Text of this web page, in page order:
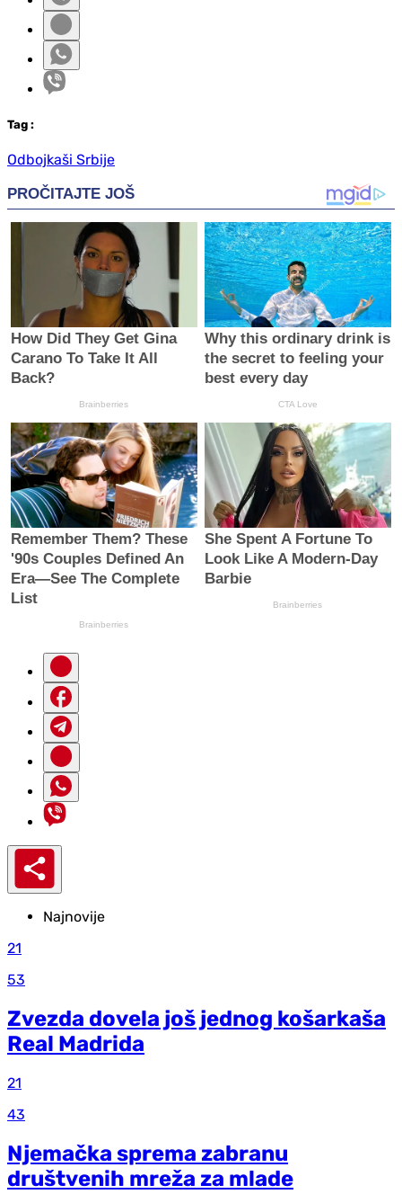
Tag :
Odbojkaši Srbije
Najnovije
21
53
Zvezda dovela još jednog košarkaša
Real Madrida
21
43
Njemačka sprema zabranu
društvenih mreža za mlade